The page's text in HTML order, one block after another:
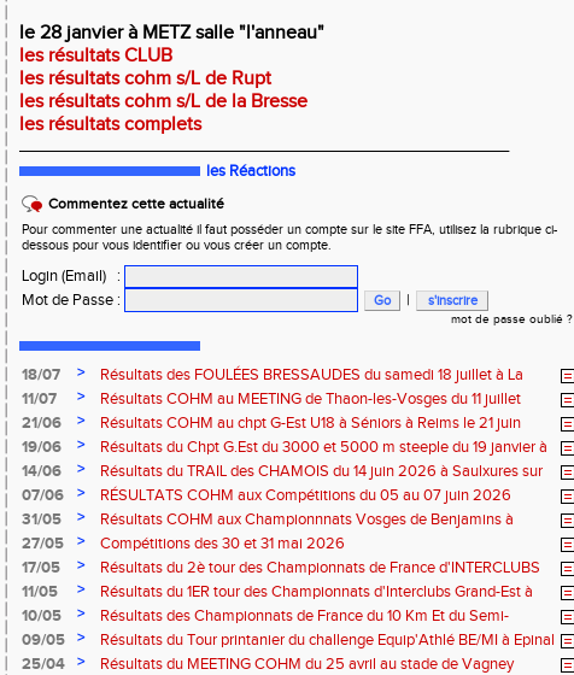
le 28 janvier à METZ salle "l'anneau"
les résultats CLUB
les résultats cohm s/L de Rupt
les résultats cohm s/L de la Bresse
les résultats complets
les Réactions
Commentez cette actualité
Pour commenter une actualité il faut posséder un compte sur le site FFA, utilisez la rubrique ci-
dessous pour vous identifier ou vous créer un compte.
Login (Email)
:
Mot de Passe : |
mot de passe oublié ?
18/07 >
Résultats des FOULÉES BRESSAUDES du samedi 18 juillet à La
Bresse
11/07 >
Résultats COHM au MEETING de Thaon-les-Vosges du 11 juillet
2026
21/06 >
Résultats COHM au chpt G-Est U18 à Séniors à Reims le 21 juin
2026
19/06 >
Résultats du Chpt G.Est du 3000 et 5000 m steeple du 19 janvier à
Amneville
14/06 >
Résultats du TRAIL des CHAMOIS du 14 juin 2026 à Saulxures sur
Moselotte
07/06 >
RÉSULTATS COHM aux Compétitions du 05 au 07 juin 2026
31/05
>
Résultats COHM aux Championnnats Vosges de Benjamins à
Masters du 31 mai 2026 à Remiremont
27/05 >
Compétitions des 30 et 31 mai 2026
17/05
>
Résultats du 2è tour des Championnats de France d'INTERCLUBS
région G-Est du 17 mai 2025 à Bischwiller-67
11/05 >
Résultats du 1ER tour des Championnats d'Interclubs Grand-Est à
Thaon-les Vosges
10/05 >
Résultats des Championnats de France du 10 Km Et du Semi-
Marathon du 10 mai à Troyes
09/05 >
Résultats du Tour printanier du challenge Equip'Athlé BE/MI à Epinal
25/04
>
Résultats du MEETING COHM du 25 avril au stade de Vagney